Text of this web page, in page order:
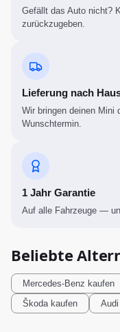
Gefällt das Auto nicht?
zurückzugeben.
Lieferung nach
Wir bringen deinen
Wunschtermin.
1 Jahr Garantie
Auf alle Fahrzeuge —
Beliebte
Mercedes-Benz kaufen
Škodakaufen Audi